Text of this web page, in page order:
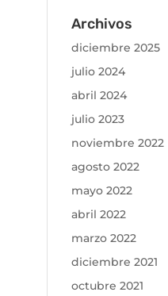
Archivos
diciembre 2025
julio 2024
abril 2024
julio 2023
noviembre 2022
agosto 2022
mayo 2022
abril 2022
marzo 2022
diciembre 2021
octubre 2021